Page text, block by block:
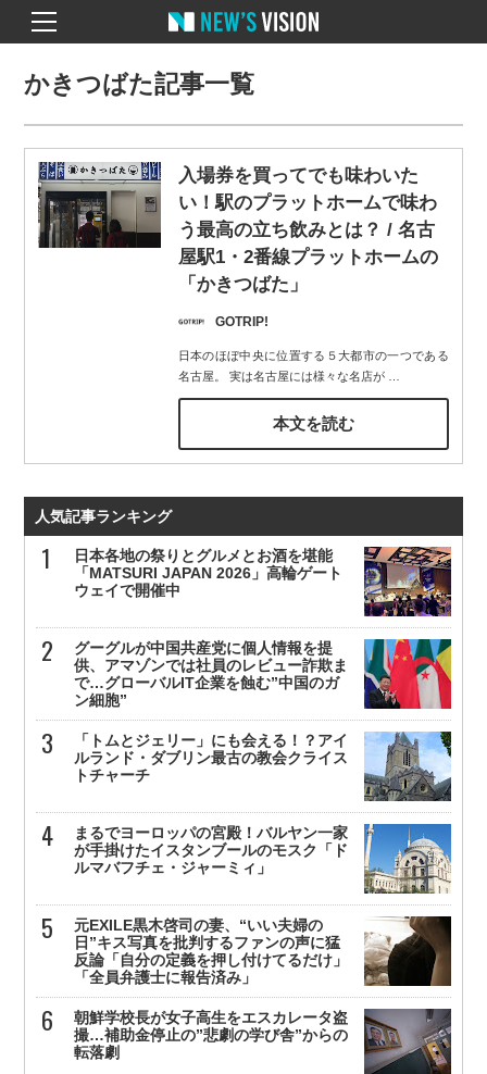
かきつばた記事一覧
入場券を買ってでも味わいた
い！駅のプラットホームで味わ
う最高の立ち飲みとは？ / 名古
屋駅1・2番線プラットホームの
「かきつばた」
GOTRIP!
日本のほぼ中央に位置する５大都市の一つである
名古屋。 実は名古屋には様々な名店が…
本文を読む
人気記事ランキング
日本各地の祭りとグルメとお酒を堪能
「MATSURI JAPAN 2026」高輪ゲート
ウェイで開催中
グーグルが中国共産党に個人情報を提
供、アマゾンでは社員のレビュー詐欺ま
で…グローバルIT企業を蝕む”中国のガ
ン細胞”
「トムとジェリー」にも会える！？アイ
ルランド・ダブリン最古の教会クライス
トチャーチ
まるでヨーロッパの宮殿！バルヤン一家
が手掛けたイスタンブールのモスク「ド
ルマバフチェ・ジャーミィ」
元EXILE黒木啓司の妻、“いい夫婦の
日”キス写真を批判するファンの声に猛
反論「自分の定義を押し付けてるだけ」
「全員弁護士に報告済み」
朝鮮学校長が女子高生をエスカレータ盗
撮…補助金停止の”悲劇の学び舎”からの
転落劇